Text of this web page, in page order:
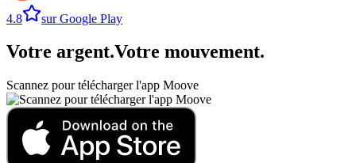
4.8 sur Google Play
Votre argent.Votre mouvement.
Scannez pour télécharger l'app Moove